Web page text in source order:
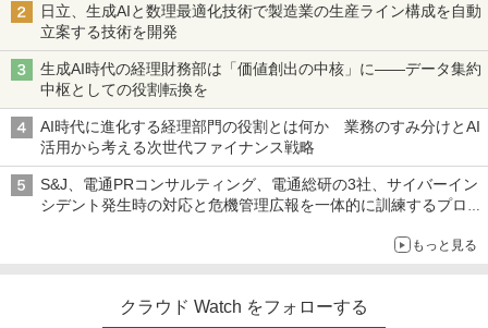
日立、生成AIと数理最適化技術で製造業の生産ライン構成を自動
立案する技術を開発
生成AI時代の経理財務部は「価値創出の中核」に――データ集約
中枢としての役割転換を
AI時代に進化する経理部門の役割とは何か 業務のすみ分けとAI
活用から考える次世代ファイナンス戦略
S&J、電通PRコンサルティング、電通総研の3社、サイバーイン
シデント発生時の対応と危機管理広報を一体的に訓練するプログ
もっと見る
クラウド Watch をフォローする